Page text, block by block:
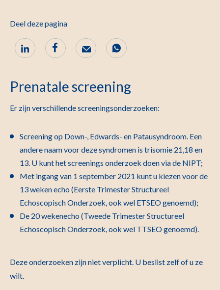
Deel deze pagina
Prenatale screening
Er zijn verschillende screeningsonderzoeken:
Screening op Down-, Edwards- en Patausyndroom. Een
andere naam voor deze syndromen is trisomie 21,18 en
13. U kunt het screenings onderzoek doen via de NIPT;
Met ingang van 1 september 2021 kunt u kiezen voor de
13 weken echo (Eerste Trimester Structureel
Echoscopisch Onderzoek, ook wel ETSEO genoemd);
De 20 wekenecho (Tweede Trimester Structureel
Echoscopisch Onderzoek, ook wel TTSEO genoemd).
Deze onderzoeken zijn niet verplicht. U beslist zelf of u ze
wilt.